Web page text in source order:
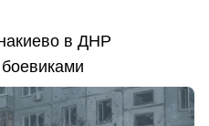
в ДНР